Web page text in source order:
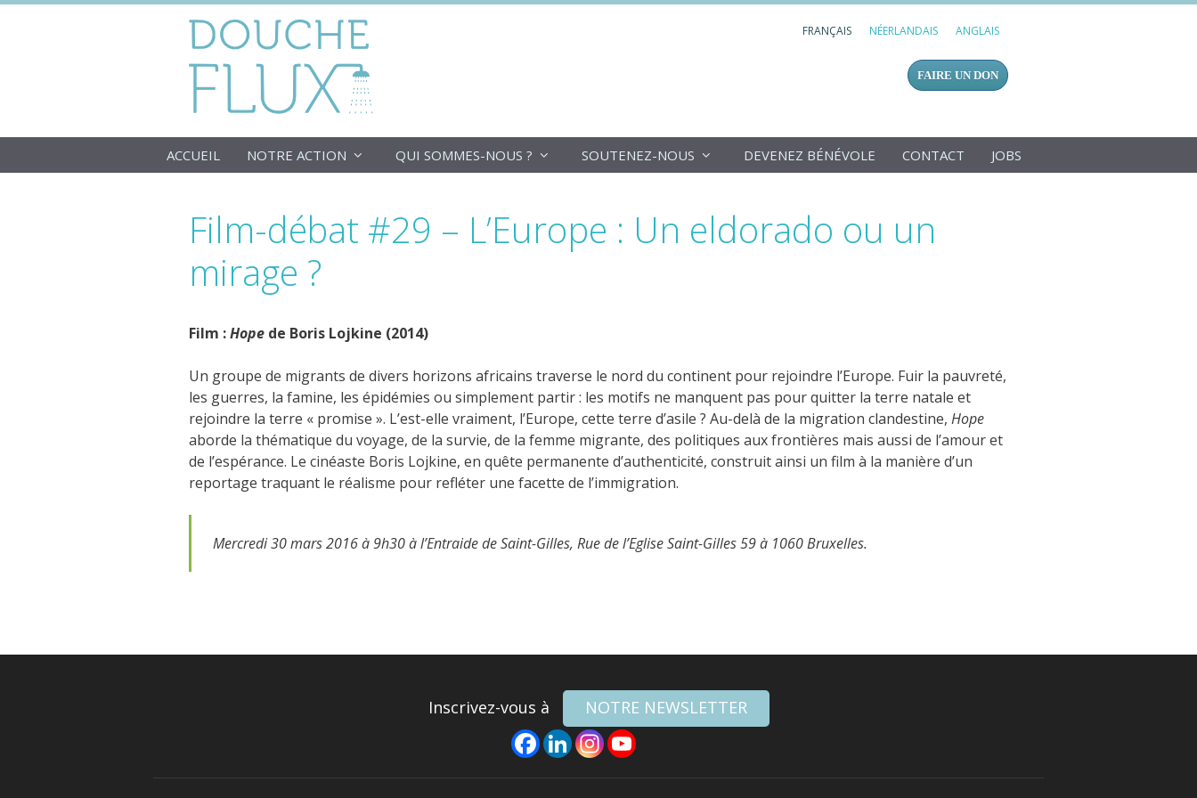
FRANÇAIS NÉERLANDAIS ANGLAIS
FAIRE UN DON
ACCUEIL NOTRE ACTION QUI SOMMES-NOUS ? SOUTENEZ-NOUS DEVENEZ BÉNÉVOLE CONTACT JOBS
Film-débat #29 – L’Europe : Un eldorado ou un
mirage ?
Film :Hope de Boris Lojkine (2014)
Un groupe de migrants de divers horizons africains traverse le nord du continent pour rejoindre l’Europe. Fuir la pauvreté,
les guerres, la famine, les épidémies ou simplement partir : les motifs ne manquent pas pour quitter la terre natale et
rejoindre la terre « promise ». L’est-elle vraiment, l’Europe, cette terre d’asile ? Au-delà de la migration clandestine, Hope
aborde la thématique du voyage, de la survie, de la femme migrante, des politiques aux frontières mais aussi de l’amour et
de l’espérance. Le cinéaste Boris Lojkine, en quête permanente d’authenticité, construit ainsi un film à la manière d’un
reportage traquant le réalisme pour refléter une facette de l’immigration.
Mercredi 30 mars 2016 à 9h30 à l’Entraide de Saint-Gilles, Rue de l’Eglise Saint-Gilles 59 à 1060 Bruxelles.
Inscrivez-vous à NOTRE NEWSLETTER